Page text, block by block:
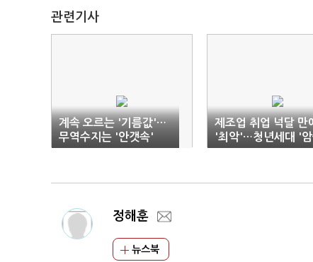
관련기사
계속 오르는 '기름값'…
무역수지는 '안갯속'
제조업 취업 넉달 만
'최악'…청년세대 '
정해훈
뉴스북